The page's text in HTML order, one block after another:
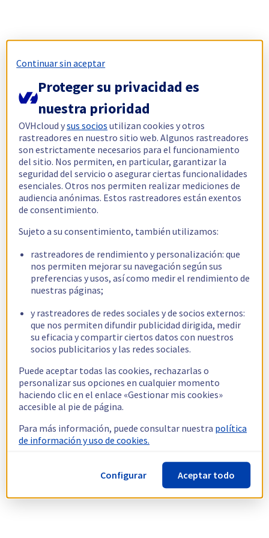
Continuar sin aceptar
Proteger su privacidad es
nuestra prioridad
OVHcloud ysus socios utilizan cookies y otros
rastreadores en nuestro sitio web. Algunos rastreadores
son estrictamente necesarios para el funcionamiento
del sitio. Nos permiten, en particular, garantizar la
seguridad del servicio o asegurar ciertas funcionalidades
esenciales. Otros nos permiten realizar mediciones de
audiencia anónimas. Estos rastreadores están exentos
de consentimiento.
Sujeto a su consentimiento, también utilizamos:
rastreadores de rendimiento y personalización: que
nos permiten mejorar su navegación según sus
preferencias y usos, así como medir el rendimiento de
nuestras páginas;
y rastreadores de redes sociales y de socios externos:
que nos permiten difundir publicidad dirigida, medir
su eficacia y compartir ciertos datos con nuestros
socios publicitarios y las redes sociales.
Puede aceptar todas las cookies, rechazarlas o
personalizar sus opciones en cualquier momento
haciendo clic en el enlace «Gestionar mis cookies»
accesible al pie de página.
Para más información, puede consultar nuestra política
de información y uso de cookies.
Configurar Aceptar todo